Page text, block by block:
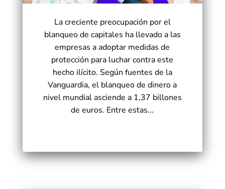
La creciente preocupación por el
blanqueo de capitales ha llevado a las
empresas a adoptar medidas de
protección para luchar contra este
hecho ilícito. Según fuentes de la
Vanguardia, el blanqueo de dinero a
nivel mundial asciende a 1,37 billones
de euros. Entre estas...